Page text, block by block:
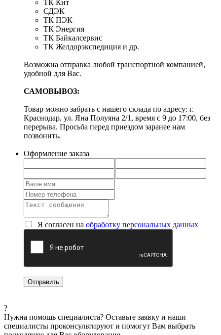
ТК Кит
СДЭК
ТК ПЭК
ТК Энергия
ТК Байкалсервис
ТК Желдорэкспедиция и др.
Возможна отправка любой транспортной компанией,
удобной для Вас.
САМОВЫВОЗ:
Товар можно забрать с нашего склада по адресу: г.
Краснодар, ул. Яна Полуяна 2/1, время с 9 до 17:00, без
перерыва. Просьба перед приездом заранее нам
позвонить.
Оформление заказа
Я согласен на обработку персональных данных
?
Нужна помощь специалиста? Оставьте заявку и наши
специалисты проконсультируют и помогут Вам выбрать